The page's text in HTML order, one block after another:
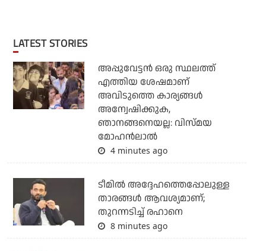
LATEST STORIES
അപ്പുവേട്ടന്‍ ഒരു സ്ഥലത്ത്
എത്തിയ ശേഷമാണ്
അവിടുത്തെ കാര്യങ്ങള്‍
അന്വേഷിക്കുക,
ഞാനങ്ങനെയല്ല: വിസ്മയ
മോഹന്‍ലാല്‍
4 minutes ago
ടീമില്‍ അദ്ദേഹത്തെപ്പോലുള്ള
താരങ്ങള്‍ ആവശ്യമാണ്;
തുറന്നടിച്ച് രഹാനെ
8 minutes ago